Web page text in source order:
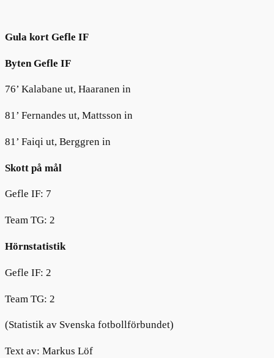
Gula kort Gefle IF
Byten Gefle IF
76’ Kalabane ut, Haaranen in
81’ Fernandes ut, Mattsson in
81’ Faiqi ut, Berggren in
Skott på mål
Gefle IF: 7
Team TG: 2
Hörnstatistik
Gefle IF: 2
Team TG: 2
(Statistik av Svenska fotbollförbundet)
Text av: Markus Löf